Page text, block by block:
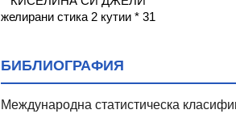
желирани стика 2 кутии * 31
БИБЛИОГРАФИЯ
Международна статистическа